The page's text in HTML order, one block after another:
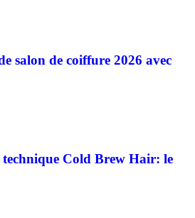
salon de coiffure 2026 avec
Cold Brew Hair: le